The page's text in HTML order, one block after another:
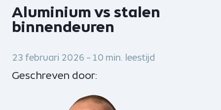
Aluminium vs stalen
binnendeuren
23 februari 2026 - 10 min. leestijd
Geschreven door: